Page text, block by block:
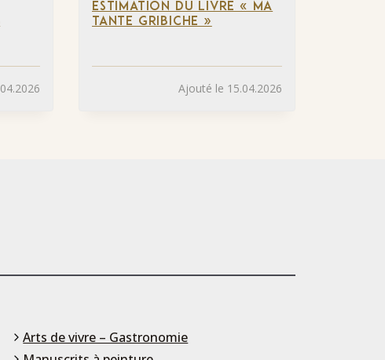
ESTIMATION DU LIVRE « MA
TANTE GRIBICHE »
Ajouté le 15.04.2026
Arts de vivre – Gastronomie